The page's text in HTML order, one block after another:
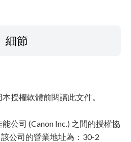
細節
授權軟體前閱讀此文件。
公司 (Canon Inc.) 之間的授權協
公司的營業地址為：30-2